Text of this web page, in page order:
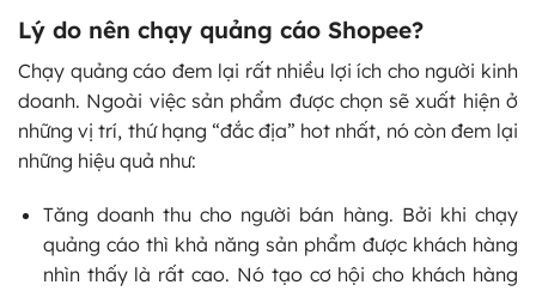
Lý do nên chạy quảng cáo Shopee?
Chạy quảng cáo đem lại rất nhiều lợi ích cho người kinh
doanh. Ngoài việc sản phẩm được chọn sẽ xuất hiện ở
những vị trí, thứ hạng “đắc địa” hot nhất, nó còn đem lại
những hiệu quả như:
Tăng doanh thu cho người bán hàng. Bởi khi chạy
quảng cáo thì khả năng sản phẩm được khách hàng
nhìn thấy là rất cao. Nó tạo cơ hội cho khách hàng